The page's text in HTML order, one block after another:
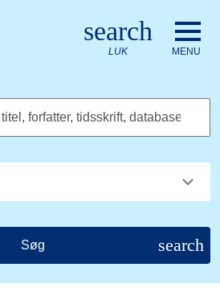
logo. Gå til Det Kongelige
search
LUK MENU
forfatter, tidsskrift, database
Søg search